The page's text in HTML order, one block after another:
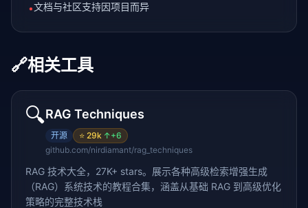
•文档与社区支持因项目而异
🔗相关工具
🔍RAG Techniques
开源 ⭐ 29k ↑+6
github.com/nirdiamant/rag_techniques
RAG 技术大全，27K+ stars。展示各种高级检索增强生成
（RAG）系统技术的教程合集，涵盖从基础 RAG 到高级优化
策略的完整技术栈